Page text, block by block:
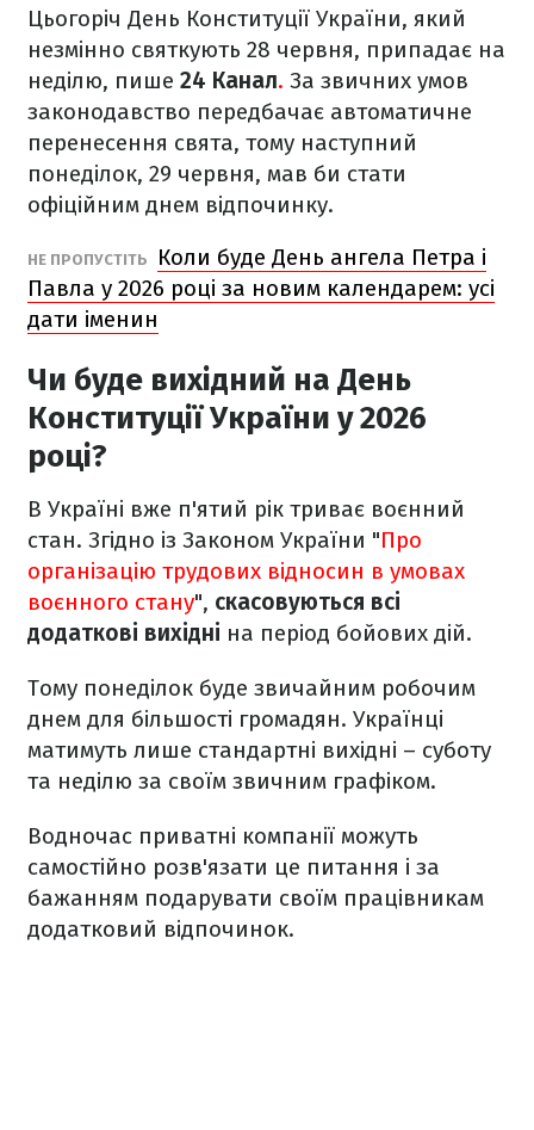
Цьогоріч День Конституції України, який
незмінно святкують 28 червня, припадає на
неділю, пише 24 Канал. За звичних умов
законодавство передбачає автоматичне
перенесення свята, тому наступний
понеділок, 29 червня, мав би стати
офіційним днем відпочинку.
НЕ ПРОПУСТІТЬ
Коли буде День ангела Петра і
Павла у 2026 році за новим календарем: усі
дати іменин
Чи буде вихідний на День
Конституції України у 2026
році?
В Україні вже п'ятий рік триває воєнний
стан. Згідно із Законом України "Про
організацію трудових відносин в умовах
воєнного стану", скасовуються всі
додаткові вихідні на період бойових дій.
Тому понеділок буде звичайним робочим
днем для більшості громадян. Українці
матимуть лише стандартні вихідні – суботу
та неділю за своїм звичним графіком.
Водночас приватні компанії можуть
самостійно розв'язати це питання і за
бажанням подарувати своїм працівникам
додатковий відпочинок.